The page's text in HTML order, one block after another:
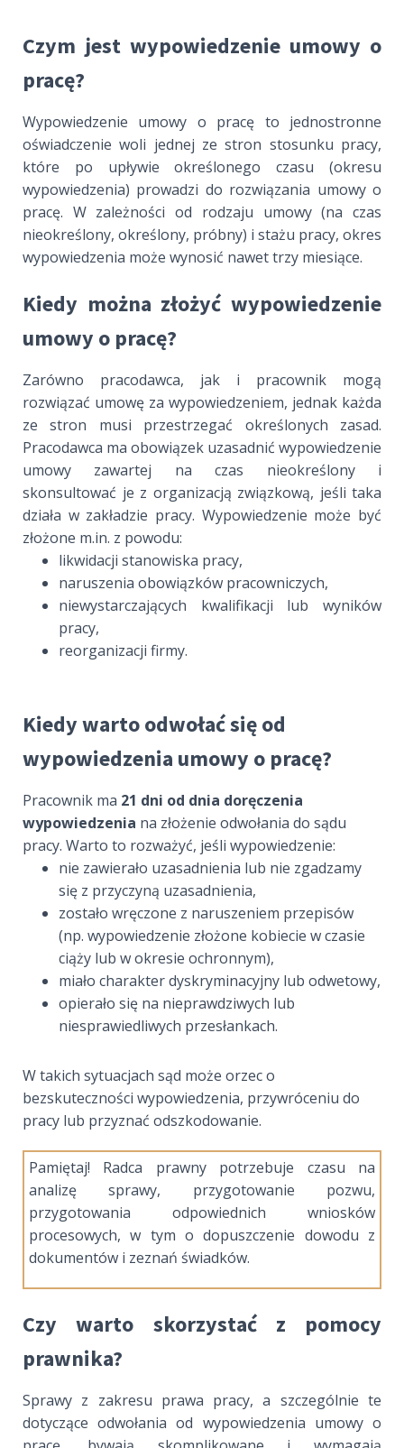
Czym jest wypowiedzenie umowy o
pracę?
Wypowiedzenie umowy o pracę to jednostronne
oświadczenie woli jednej ze stron stosunku pracy,
które po upływie określonego czasu (okresu
wypowiedzenia) prowadzi do rozwiązania umowy o
pracę. W zależności od rodzaju umowy (na czas
nieokreślony, określony, próbny) i stażu pracy, okres
wypowiedzenia może wynosić nawet trzy miesiące.
Kiedy można złożyć wypowiedzenie
umowy o pracę?
Zarówno pracodawca, jak i pracownik mogą
rozwiązać umowę za wypowiedzeniem, jednak każda
ze stron musi przestrzegać określonych zasad.
Pracodawca ma obowiązek uzasadnić wypowiedzenie
umowy zawartej na czas nieokreślony i
skonsultować je z organizacją związkową, jeśli taka
działa w zakładzie pracy. Wypowiedzenie może być
złożone m.in. z powodu:
likwidacji stanowiska pracy,
naruszenia obowiązków pracowniczych,
niewystarczających kwalifikacji lub wyników
pracy,
reorganizacji firmy.
Kiedy warto odwołać się od
wypowiedzenia umowy o pracę?
Pracownik ma 21 dni od dnia doręczenia
wypowiedzenia na złożenie odwołania do sądu
pracy. Warto to rozważyć, jeśli wypowiedzenie:
nie zawierało uzasadnienia lub nie zgadzamy
się z przyczyną uzasadnienia,
zostało wręczone z naruszeniem przepisów
(np. wypowiedzenie złożone kobiecie w czasie
ciąży lub w okresie ochronnym),
miało charakter dyskryminacyjny lub odwetowy,
opierało się na nieprawdziwych lub
niesprawiedliwych przesłankach.
W takich sytuacjach sąd może orzec o
bezskuteczności wypowiedzenia, przywróceniu do
pracy lub przyznać odszkodowanie.
Pamiętaj! Radca prawny potrzebuje czasu na
analizę sprawy, przygotowanie pozwu,
przygotowania odpowiednich wniosków
procesowych, w tym o dopuszczenie dowodu z
dokumentów i zeznań świadków.
Czy warto skorzystać z pomocy
prawnika?
Sprawy z zakresu prawa pracy, a szczególnie te
dotyczące odwołania od wypowiedzenia umowy o